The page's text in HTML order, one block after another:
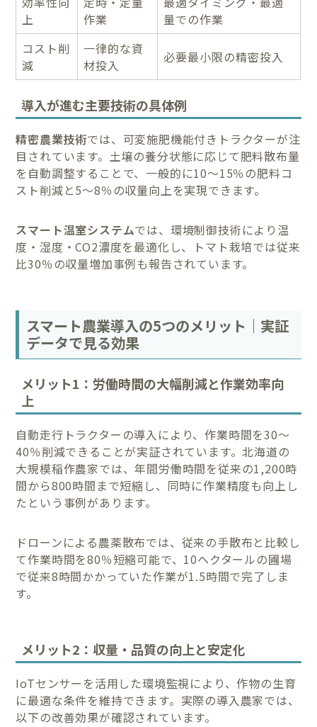
上
作業
量での作業
コスト削
減
一律的な資
材投入
必要最小限の精密投入
導入が進む主要技術の具体例
精密農業技術では、可変施肥機能付きトラクターが注
目されています。土壌の養分状態に応じて肥料散布量
を自動調整することで、一般的に10〜15％の肥料コ
スト削減と5〜8％の収量向上を実現できます。
スマート温室システムでは、環境制御技術により温
度・湿度・CO2濃度を最適化し、トマト栽培では従来
比30％の収量増加事例も報告されています。
スマート農業導入の5つのメリット｜実証
データで見る効果
メリット1：労働時間の大幅削減と作業効率向
上
自動走行トラクターの導入により、作業時間を30〜
40％削減できることが実証されています。北海道の
大規模稲作農家では、年間労働時間を従来の1,200時
間から800時間まで短縮し、同時に作業精度も向上し
たという事例があります。
ドローンによる農薬散布では、従来の手散布と比較し
て作業時間を80％短縮可能で、10ヘクタールの圃場
で従来8時間かかっていた作業が1.5時間で完了しま
す。
メリット2：収量・品質の向上と安定化
IoTセンサーを活用した環境監視により、作物の生育
に最適な条件を維持できます。実際の導入農家では、
以下の改善効果が確認されています。